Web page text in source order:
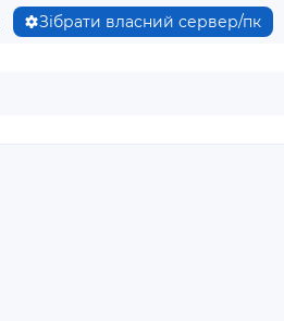
Зібрати власний сервер/пк